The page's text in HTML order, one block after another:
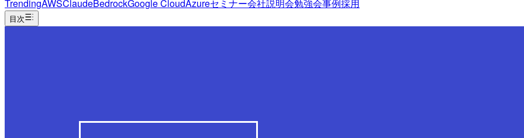
TrendingAWSClaudeBedrockGoogle CloudAzureセミナー会社説明会勉強会事例採用
目次